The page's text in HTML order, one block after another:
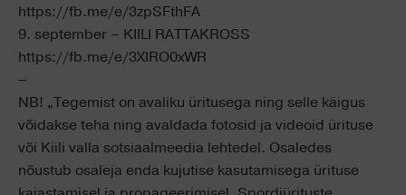
https://fb.me/e/3zpSFthFA
9. september – KIILI RATTAKROSS
https://fb.me/e/3XIRO0xWR
–
NB! „Tegemist on avaliku üritusega ning selle käigus
võidakse teha ning avaldada fotosid ja videoid ürituse
või Kiili valla sotsiaalmeedia lehtedel. Osaledes
nõustub osaleja enda kujutise kasutamisega ürituse